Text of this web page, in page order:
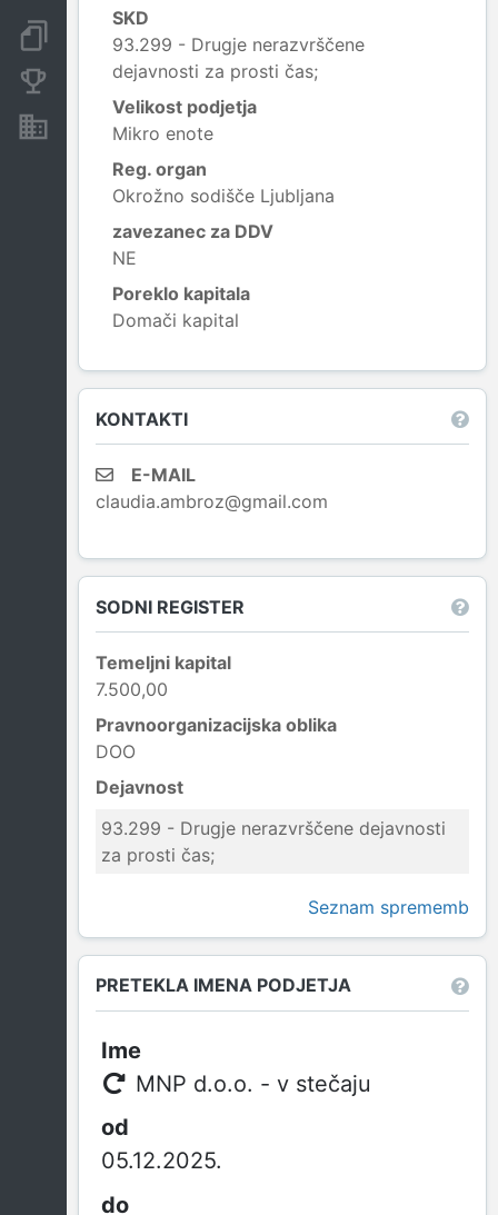
Dokumenti in objave
Konkurenčna podjetja
Nepremičnine in sredstva
SKD
93.299 - Drugje nerazvrščene
dejavnosti za prosti čas;
Velikost podjetja
Mikro enote
Reg. organ
Okrožno sodišče Ljubljana
zavezanec za DDV
NE
Poreklo kapitala
Domači kapital
Leaflet
KONTAKTI
E-MAIL
claudia.ambroz@gmail.com
SODNI REGISTER
Temeljni kapital
7.500,00
Pravnoorganizacijska oblika
DOO
Dejavnost
93.299 - Drugje nerazvrščene dejavnosti
za prosti čas;
Seznam sprememb
PRETEKLA IMENA PODJETJA
MNP d.o.o. - v stečaju
05.12.2025.